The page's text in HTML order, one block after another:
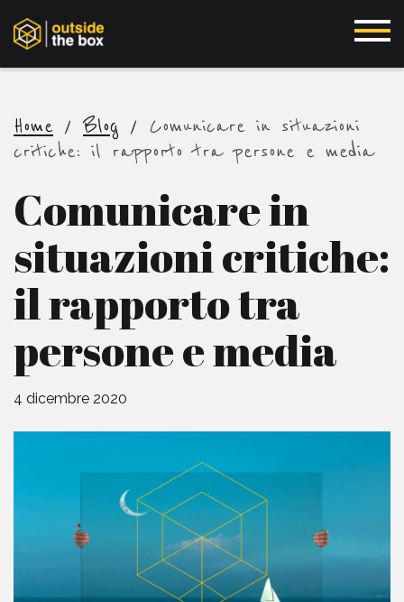
Home /Blog / Comunicare in situazioni
critiche: il rapporto tra persone e media
Comunicare in
situazioni critiche:
il rapporto tra
persone e media
4 dicembre 2020